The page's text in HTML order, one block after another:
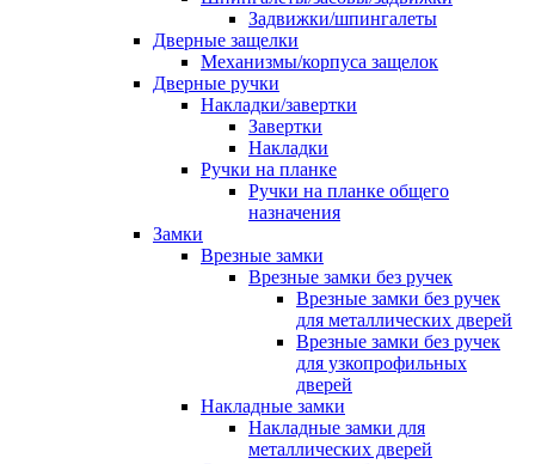
Задвижки/шпингалеты
Дверные защелки
Механизмы/корпуса защелок
Дверные ручки
Накладки/завертки
Завертки
Накладки
Ручки на планке
Ручки на планке общего
назначения
Замки
Врезные замки
Врезные замки без ручек
Врезные замки без ручек
для металлических дверей
Врезные замки без ручек
для узкопрофильных
дверей
Накладные замки
Накладные замки для
металлических дверей